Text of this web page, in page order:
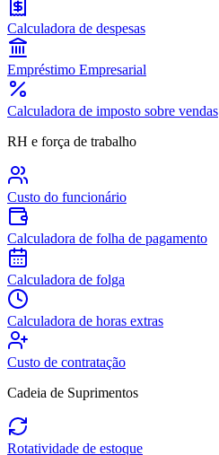
Calculadora de despesas
Empréstimo Empresarial
Calculadora de imposto sobre vendas
RH e força de trabalho
Custo do funcionário
Calculadora de folha de pagamento
Calculadora de folga
Calculadora de horas extras
Custo de contratação
Cadeia de Suprimentos
Rotatividade de estoque